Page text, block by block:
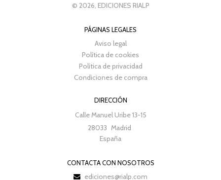
© 2026, EDICIONES RIALP
PÁGINAS LEGALES
Aviso legal
Política de cookies
Política de privacidad
Condiciones de compra
DIRECCIÓN
Calle Manuel Uribe 13-15
28033 Madrid
España
CONTACTA CON NOSOTROS
ediciones@rialp.com